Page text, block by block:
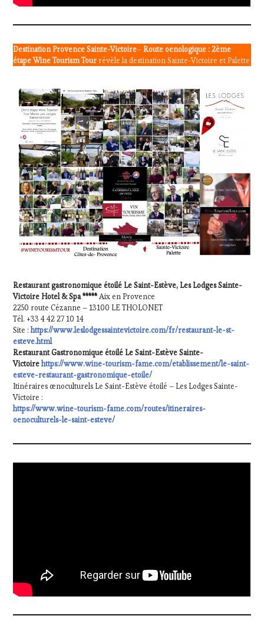
Destination Provence Sainte-Victoire– Route oenologique : 2ème
étape Wine Tourism Tour révèle la destination Sainte-Victoire et Palette
Restaurant gastronomique étoilé Le Saint-Estève, Les Lodges Sainte-
Victoire Hotel & Spa *****Aix en Provence
2250 route Cézanne – 13100 LE THOLONET
Tél. +33 4 42 27 10 14
Site :https://www.leslodgessaintevictoire.com/fr/restaurant-le-st-
esteve.html
Restaurant Gastronomique étoilé Le Saint-Estève Sainte-
Victoire https://www.wine-tourism-fame.com/etablissement/le-saint-
esteve-restaurant-gastronomique-etoile/
Itinéraires œnoculturels Le Saint-Estève étoilé – Les Lodges Sainte-
Victoire :
https://www.wine-tourism-fame.com/routes/itineraires-
oenoculturels-le-saint-esteve/